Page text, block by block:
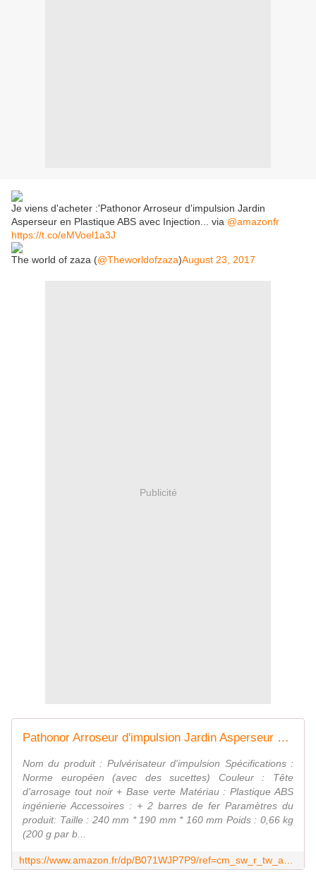
Je viens d'acheter :'Pathonor Arroseur d'impulsion Jardin
Asperseur en Plastique ABS avec Injection... via @amazonfr
https://t.co/eMVoel1a3J
The world of zaza (@Theworldofzaza)August 23, 2017
Publicité
Pathonor Arroseur d'impulsion Jardin Asperseur en Plastique ABS avec Injection Rotative à 360° Réaliser Grande/Moyenne/Petite Portée Arrosage automatique, Base Lestée de Métal Comme Papillon, Noir et Vert
Nom du produit : Pulvérisateur d'impulsion Spécifications :
Norme européen (avec des sucettes) Couleur : Tête
d'arrosage tout noir + Base verte Matériau : Plastique ABS
ingénierie Accessoires : + 2 barres de fer Paramètres du
produit: Taille : 240 mm * 190 mm * 160 mm Poids : 0,66 kg
(200 g par b...